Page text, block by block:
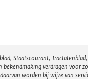
Staatscourant,
verdragen
worden bij wijze van